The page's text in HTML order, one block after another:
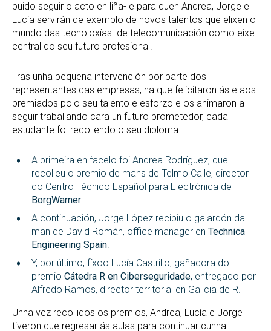
puido seguir o acto en liña- e para quen Andrea, Jorge e
Lucía servirán de exemplo de novos talentos que elixen o
mundo das tecnoloxías de telecomunicación como eixe
central do seu futuro profesional.
Tras unha pequena intervención por parte dos
representantes das empresas, na que felicitaron ás e aos
premiados polo seu talento e esforzo e os animaron a
seguir traballando cara un futuro prometedor, cada
estudante foi recollendo o seu diploma.
A primeira en facelo foi Andrea Rodríguez, que
recolleu o premio de mans de Telmo Calle, director
do Centro Técnico Español para Electrónica de
BorgWarner.
A continuación, Jorge López recibiu o galardón da
man de David Román, office manager en Technica
Engineering Spain.
Y, por último, fíxoo Lucía Castrillo, gañadora do
premio Cátedra R en Ciberseguridade, entregado por
Alfredo Ramos, director territorial en Galicia de R.
Unha vez recollidos os premios, Andrea, Lucía e Jorge
tiveron que regresar ás aulas para continuar cunha